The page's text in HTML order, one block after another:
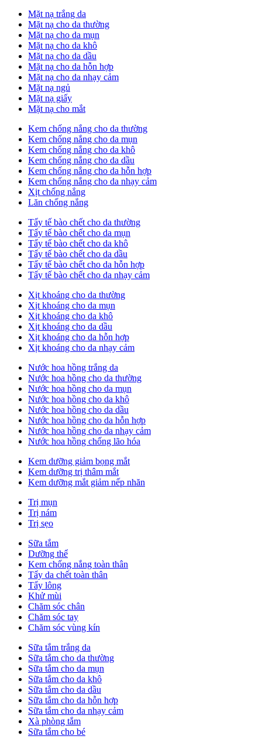
Mặt nạ trắng da
Mặt nạ cho da thường
Mặt nạ cho da mụn
Mặt nạ cho da khô
Mặt nạ cho da dầu
Mặt nạ cho da hỗn hợp
Mặt nạ cho da nhạy cảm
Mặt nạ ngủ
Mặt nạ giấy
Mặt nạ cho mắt
Kem chống nắng cho da thường
Kem chống nắng cho da mụn
Kem chống nắng cho da khô
Kem chống nắng cho da dầu
Kem chống nắng cho da hỗn hợp
Kem chống nắng cho da nhạy cảm
Xịt chống nắng
Lăn chống nắng
Tẩy tế bào chết cho da thường
Tẩy tế bào chết cho da mụn
Tẩy tế bào chết cho da khô
Tẩy tế bào chết cho da dầu
Tẩy tế bào chết cho da hỗn hợp
Tẩy tế bào chết cho da nhạy cảm
Xịt khoáng cho da thường
Xịt khoáng cho da mụn
Xịt khoáng cho da khô
Xịt khoáng cho da dầu
Xịt khoáng cho da hỗn hợp
Xịt khoáng cho da nhạy cảm
Nước hoa hồng trắng da
Nước hoa hồng cho da thường
Nước hoa hồng cho da mụn
Nước hoa hồng cho da khô
Nước hoa hồng cho da dầu
Nước hoa hồng cho da hỗn hợp
Nước hoa hồng cho da nhạy cảm
Nước hoa hồng chống lão hóa
Kem dưỡng giảm bọng mắt
Kem dưỡng trị thâm mắt
Kem dưỡng mắt giảm nếp nhăn
Trị mụn
Trị nám
Trị sẹo
Sữa tắm
Dưỡng thể
Kem chống nắng toàn thân
Tẩy da chết toàn thân
Tẩy lông
Khử mùi
Chăm sóc chân
Chăm sóc tay
Chăm sóc vùng kín
Sữa tắm trắng da
Sữa tắm cho da thường
Sữa tắm cho da mụn
Sữa tắm cho da khô
Sữa tắm cho da dầu
Sữa tắm cho da hỗn hợp
Sữa tắm cho da nhạy cảm
Xà phòng tắm
Sữa tắm cho bé